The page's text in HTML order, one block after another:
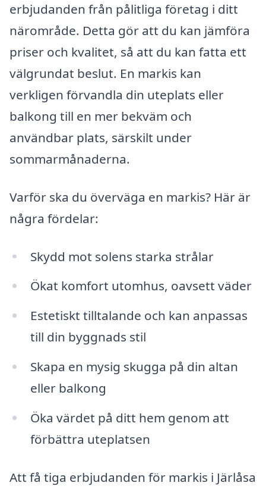
erbjudanden från pålitliga företag i ditt
närområde. Detta gör att du kan jämföra
priser och kvalitet, så att du kan fatta ett
välgrundat beslut. En markis kan
verkligen förvandla din uteplats eller
balkong till en mer bekväm och
användbar plats, särskilt under
sommarmånaderna.
Varför ska du överväga en markis? Här är
några fördelar:
Skydd mot solens starka strålar
Ökat komfort utomhus, oavsett väder
Estetiskt tilltalande och kan anpassas
till din byggnads stil
Skapa en mysig skugga på din altan
eller balkong
Öka värdet på ditt hem genom att
förbättra uteplatsen
Att få tiga erbjudanden för markis i Järlåsa